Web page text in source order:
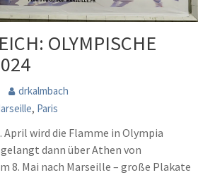
OLYMPISCHE
drkalmbach
, Paris
April wird die Flamme in Olympia
dann über Athen von
8. Mai nach Marseille – große Plakate